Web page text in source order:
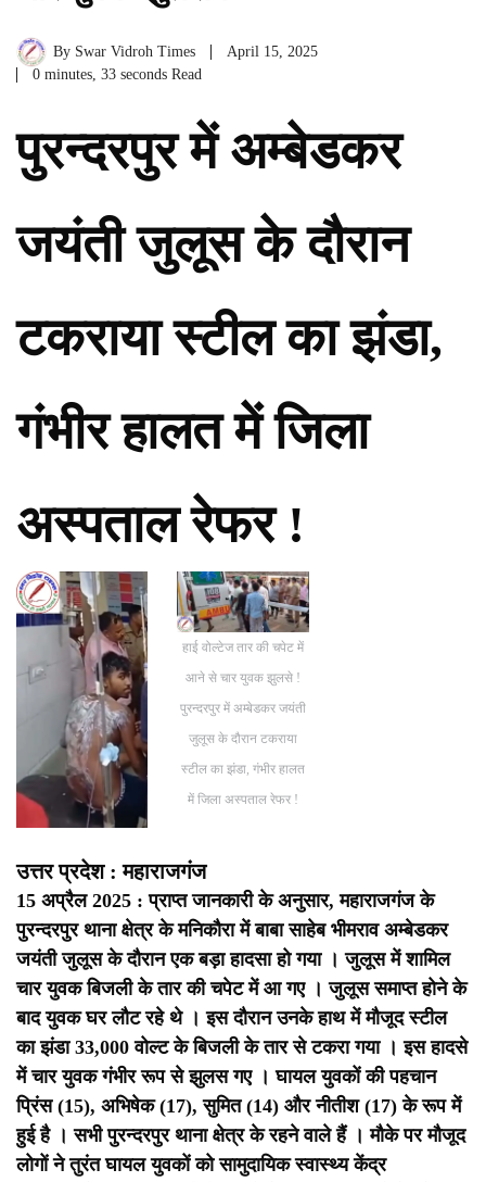
By Swar Vidroh Times
April 15, 2025
0 minutes, 33 seconds Read
पुरन्दरपुर में अम्बेडकर
जयंती जुलूस के दौरान
टकराया स्टील का झंडा,
गंभीर हालत में जिला
अस्पताल रेफर !
हाई वोल्टेज तार की चपेट में
आने से चार युवक झुलसे !
पुरन्दरपुर में अम्बेडकर जयंती
जुलूस के दौरान टकराया
स्टील का झंडा, गंभीर हालत
में जिला अस्पताल रेफर !
उत्तर प्रदेश : महाराजगंज
15 अप्रैल 2025 : प्राप्त जानकारी के अनुसार, महाराजगंज के
पुरन्दरपुर थाना क्षेत्र के मनिकौरा में बाबा साहेब भीमराव अम्बेडकर
जयंती जुलूस के दौरान एक बड़ा हादसा हो गया । जुलूस में शामिल
चार युवक बिजली के तार की चपेट में आ गए । जुलूस समाप्त होने के
बाद युवक घर लौट रहे थे । इस दौरान उनके हाथ में मौजूद स्टील
का झंडा 33,000 वोल्ट के बिजली के तार से टकरा गया । इस हादसे
में चार युवक गंभीर रूप से झुलस गए ।घायल युवकों की पहचान
प्रिंस (15), अभिषेक (17), सुमित (14) और नीतीश (17) के रूप में
हुई है । सभी पुरन्दरपुर थाना क्षेत्र के रहने वाले हैं ।मौके पर मौजूद
लोगों ने तुरंत घायल युवकों को सामुदायिक स्वास्थ्य केंद्र